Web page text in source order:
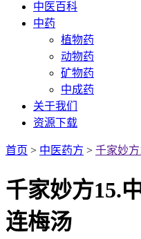
中医百科
中药
植物药
动物药
矿物药
中成药
关于我们
资源下载
首页 > 中医药方 > 千家妙
千家妙方15.
连梅汤